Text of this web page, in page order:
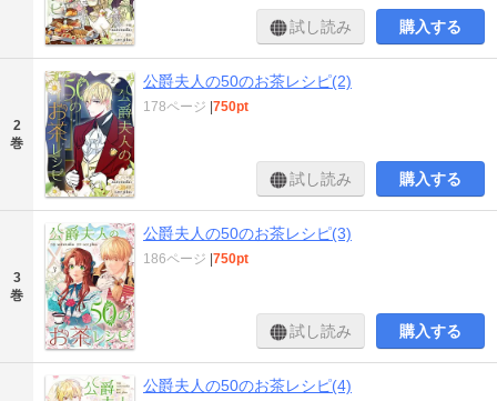
試し読み 購入する
2
巻
公爵夫人の50のお茶レシピ(2)
178ページ |750pt
試し読み 購入する
3
巻
公爵夫人の50のお茶レシピ(3)
186ページ |750pt
試し読み 購入する
公爵夫人の50のお茶レシピ(4)